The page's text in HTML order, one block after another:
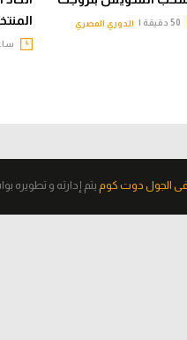
الدوري المصري
فى الجول دوت كوم يتم إدارته و تطويره